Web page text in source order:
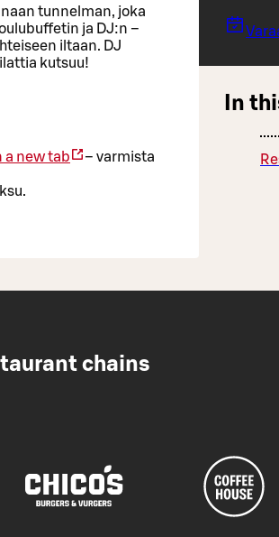
tunnelman, joka
ja DJ:n –
iltaan. DJ
kutsuu!
a new tab
– varmista
In
chains